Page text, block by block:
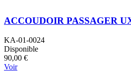
ACCOUDOIR PASSAGER
KA-01-0024
Disponible
90,00 €
Voir